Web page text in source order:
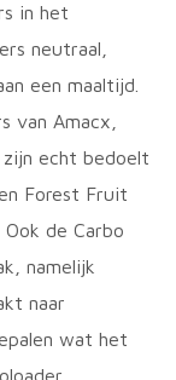
in het
neutraal,
een maaltijd.
van Amacx,
zijn echt bedoelt
Forest Fruit
de Carbo
namelijk
naar
wat het